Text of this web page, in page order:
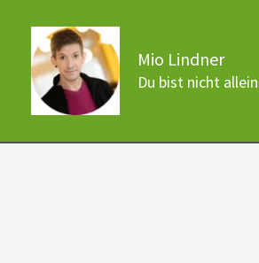
Inhalt
springen
Mio Lindner
Du bist nicht